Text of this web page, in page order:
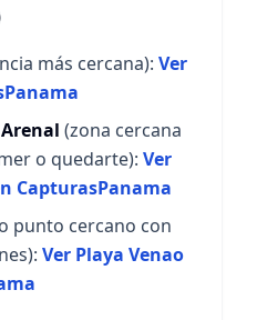
más cercana): Ver
(zona cercana
o quedarte): Ver
CapturasPanama
punto cercano con
Ver Playa Venao